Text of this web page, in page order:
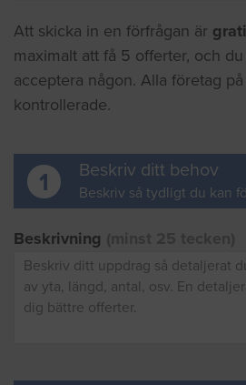
Att skicka in en förfrågan är
maximalt att få 5 offerter, och
acceptera någon. Alla företag
kontrollerade.
1 Beskriv ditt behov
Beskriv så tydligt du kan
Beskrivning